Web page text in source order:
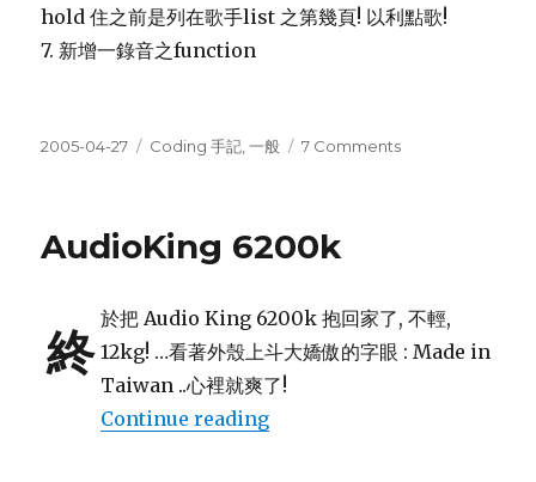
hold 住之前是列在歌手list 之第幾頁! 以利點歌!
7. 新增一錄音之function
Posted
2005-04-27 Categories
Coding 手記 ,一般 7 Commentson
修
改
AudioKing 6200k
終
於把 Audio King 6200k 抱回家了, 不輕,
12kg! …看著外殼上斗大嬌傲的字眼 : Made in
Taiwan ..心裡就爽了!
Continue reading“AudioKing 6200k”